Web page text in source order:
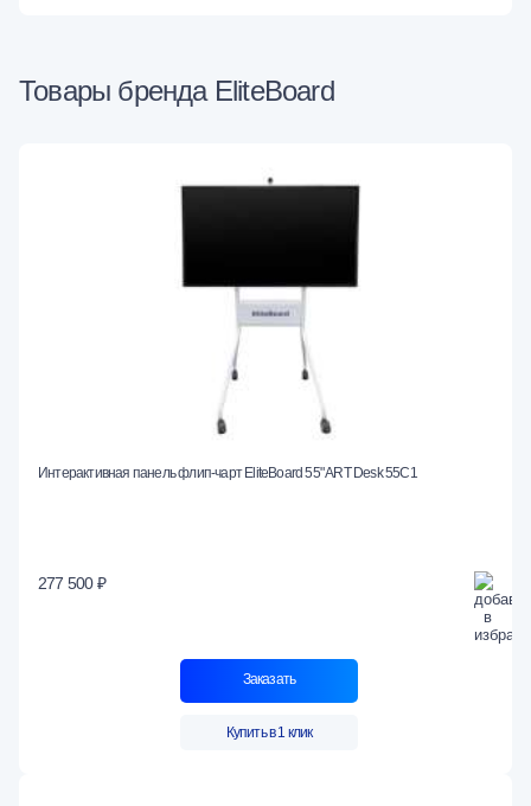
Товары бренда EliteBoard
Интерактивная панель флип-чарт EliteBoard 55" ART Desk 55C1
277 500 ₽
Заказать
Купить в 1 клик